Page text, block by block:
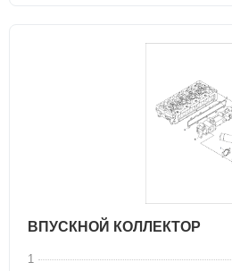
ВПУСКНОЙ КОЛЛЕКТОР
1